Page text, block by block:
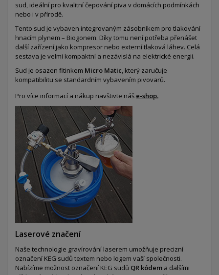
sud, ideální pro kvalitní čepování piva v domácích podmínkách
nebo i v přírodě.
Tento sud je vybaven integrovaným zásobníkem pro tlakování
hnacím plynem – Biogonem. Díky tomu není potřeba přenášet
další zařízení jako kompresor nebo externí tlaková láhev. Celá
sestava je velmi kompaktní a nezávislá na elektrické energii.
Sud je osazen fitinkem Micro Matic, který zaručuje
kompatibilitu se standardním vybavením pivovarů.
Pro více informací a nákup navštivte náš e-shop.
Laserové značení
Naše technologie gravírování laserem umožňuje precizní
označení KEG sudů textem nebo logem vaší společnosti.
Nabízíme možnost označení KEG sudů QR kódem a dalšími